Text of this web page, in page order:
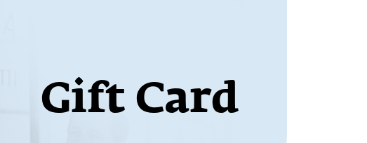
לילדים ולכל המשפחה
הקרנות על פופים
מועדון אנגלית לקטנטנים
Gift Card